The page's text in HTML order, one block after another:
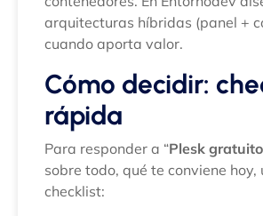
arquitecturas híbridas (panel +
cuando aporta valor.
Cómo decidir:
rápida
Para responder a “Plesk
sobre todo, qué te conviene hoy,
checklist: